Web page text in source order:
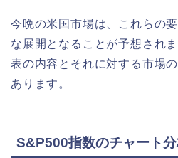
今晩の米国市場は、これらの
な展開となることが予想され
表の内容とそれに対する市場
あります。
S&P500指数のチャート